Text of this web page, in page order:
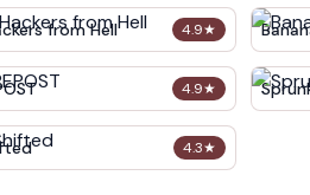
4.9★
from Hell
4.9★
4.3★